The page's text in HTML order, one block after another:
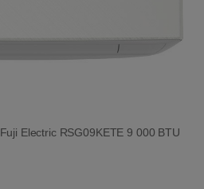
Electric RSG09KETE 9 000 BTU